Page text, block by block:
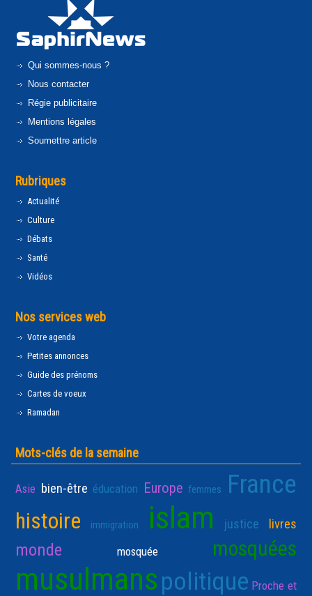
Qui sommes-nous ?
Nous contacter
Régie publicitaire
Mentions légales
Soumettre article
Rubriques
Actualité
Culture
Débats
Santé
Vidéos
Nos services web
Votre agenda
Petites annonces
Guide des prénoms
Cartes de voeux
Ramadan
Mots-clés de la semaine
Asie bien-être éducation Europe femmes France
histoire immigration islam justice livres
monde mosquée mosquées
musulmanspolitique Proche et